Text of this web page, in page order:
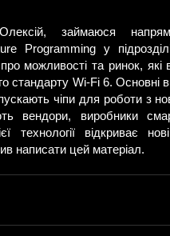
займаюся
Programming у
можливості та ринок, які
стандарту Wi-Fi 6. Основні
чіпи для роботи з
вендори, виробники
технології відкриває
написати цей матеріал.